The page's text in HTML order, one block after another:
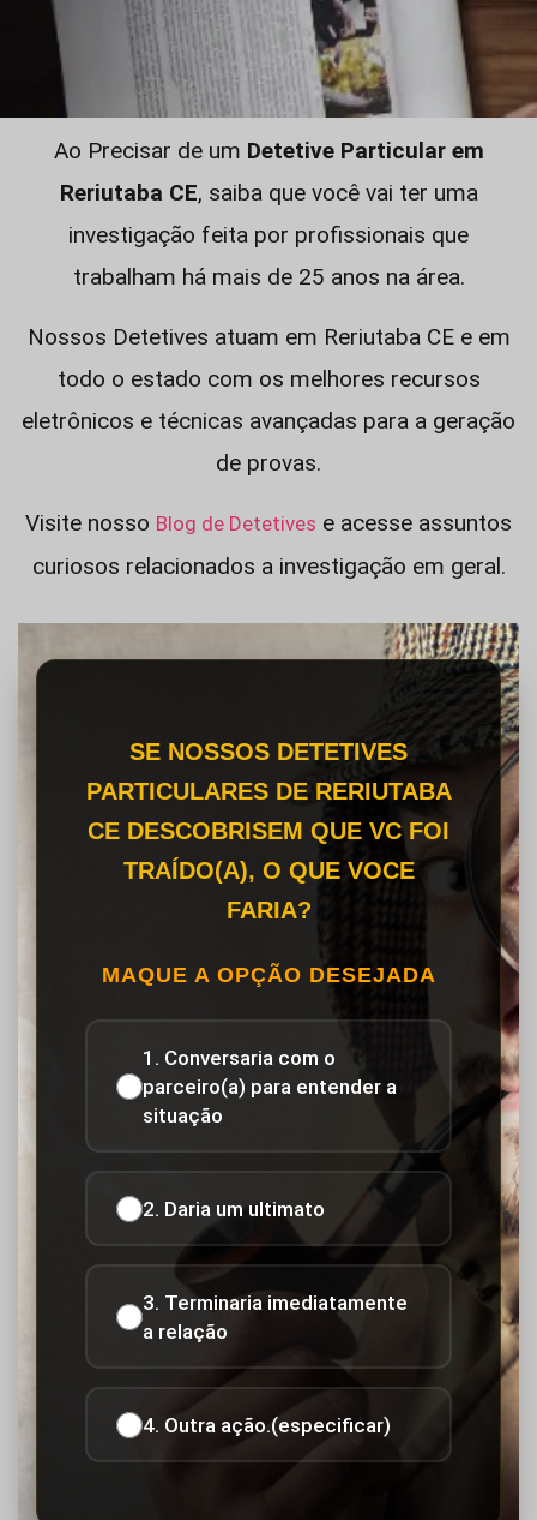
Ao Precisar de um Detetive Particular em
Reriutaba CE, saiba que você vai ter uma
investigação feita por profissionais que
trabalham há mais de 25 anos na área.
Nossos Detetives atuam em Reriutaba CE e em
todo o estado com os melhores recursos
eletrônicos e técnicas avançadas para a geração
de provas.
Visite nosso Blog de Detetives e acesse assuntos
curiosos relacionados a investigação em geral.
SE NOSSOS DETETIVES
PARTICULARES DE RERIUTABA
CE DESCOBRISEM QUE VC FOI
TRAÍDO(A), O QUE VOCE
FARIA?
MAQUE A OPÇÃO DESEJADA
1. Conversaria com o
parceiro(a) para entender a
situação
2. Daria um ultimato
3. Terminaria imediatamente
a relação
4. Outra ação.(especificar)